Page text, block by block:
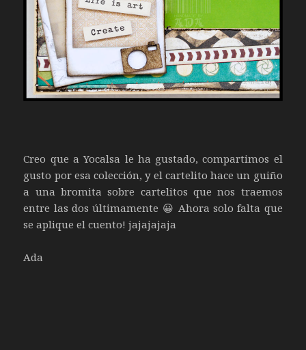
Creo que a Yocalsa le ha gustado, compartimos el
gusto por esa colección, y el cartelito hace un guiño
a una bromita sobre cartelitos que nos traemos
entre las dos últimamente 😀 Ahora solo falta que
se aplique el cuento! jajajajaja
Ada